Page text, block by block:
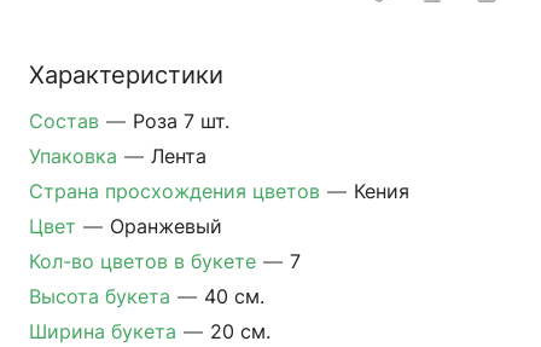
Характеристики
Состав — Роза 7 шт.
Упаковка — Лента
Страна просхождения цветов — Кения
Цвет — Оранжевый
Кол-во цветов в букете — 7
Высота букета — 40 см.
Ширина букета — 20 см.